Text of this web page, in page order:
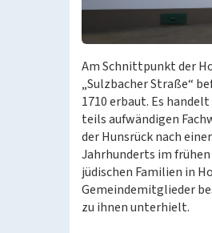
Am Schnittpunkt der
„Sulzbacher Straße“
1710 erbaut. Es
teils aufwändigen
der Hunsrück nach
Jahrhunderts im
jüdischen Familien in
Gemeindemitglieder
zu ihnen unterhielt.